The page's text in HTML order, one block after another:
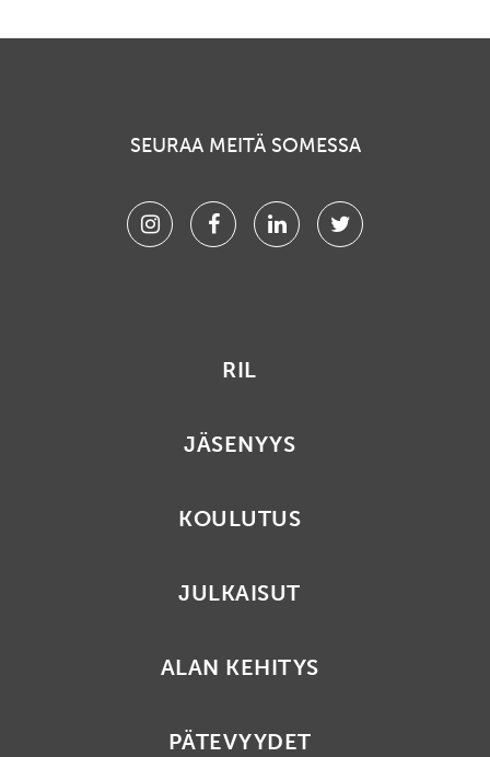
SEURAA MEITÄ SOMESSA
InstagramFacebookLinkedinTwitter
RIL
JÄSENYYS
KOULUTUS
JULKAISUT
ALAN KEHITYS
PÄTEVYYDET